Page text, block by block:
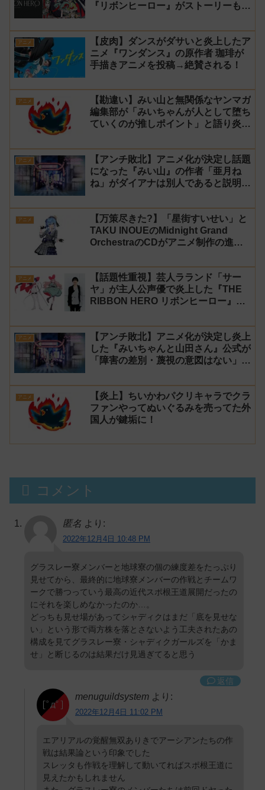
『リボンヒーロー』がストーリーもつ
ト 演技】
アニメ
【皮肉】ダンスがダサいと炎上したア
ニメ『ワンダンス』の原作者 珈琲が
手描きアニメを投稿→絶賛される！
アニメ
【勘違い】みい山と無関係なヤンマガ
編集部が「みいちゃんが人として堕ち
ていくのが推しポイント」と語り炎上
ス】
アニメ
【アンチ敗北】アニメ化が決定し話題
になった『みい山』の作者「亜月ね
ね」がダイアナは別人であると説明し
アニメ
【万策尽きた?】「星街すいせい」と
TAKU INOUEのMidnight Grand
OrchestraのCDがアニメ制作の進行
アニメ
【話題性重視】芸人ラランド「サー
ヤ」が主人公声優で炎上した『THE
RIBBON HERO リボンヒーロー』に
ンルン」「でびでび・でびる」が出
演！
アニメ
【アンチ敗北】アニメ化が決定し炎上
した『みいちゃんと山田さん』公式が
「障害の差別・蔑視の意図はない」と
アニメ
【炎上】ちいかわパクリキャラでクラ
ファンやってぬいぐるみを売ってた外
国人が鍵垢に！
コメント
匿名 より:
2022年12月4日 10:48 PM
グラスレー寮メンバーと地球寮の個の練度差をたっぷり
見せてから、最終的に地球寮メンバーの作戦とチームワ
ークで勝つっていう最高の近代スポ根王道展開だったの
にそれを楽しめなかったのか…。
どっちも見せ場があってシャディクはまだ「底を見せな
い」という形で両方株を落とさないよう工夫されたあの
構成を見てグラスレー寮・シャディクガールズを「かま
せ」と断じるのは結果だけ見過ぎてると思う
返信
menuguildsystem より:
2022年12月4日 11:02 PM
エアリアルの覚醒無双ありきでアーシアンたちの作
戦は結果論という印象でした
スレッタも作戦を理解して動いてればスポ根王道に
見えたかもしれません